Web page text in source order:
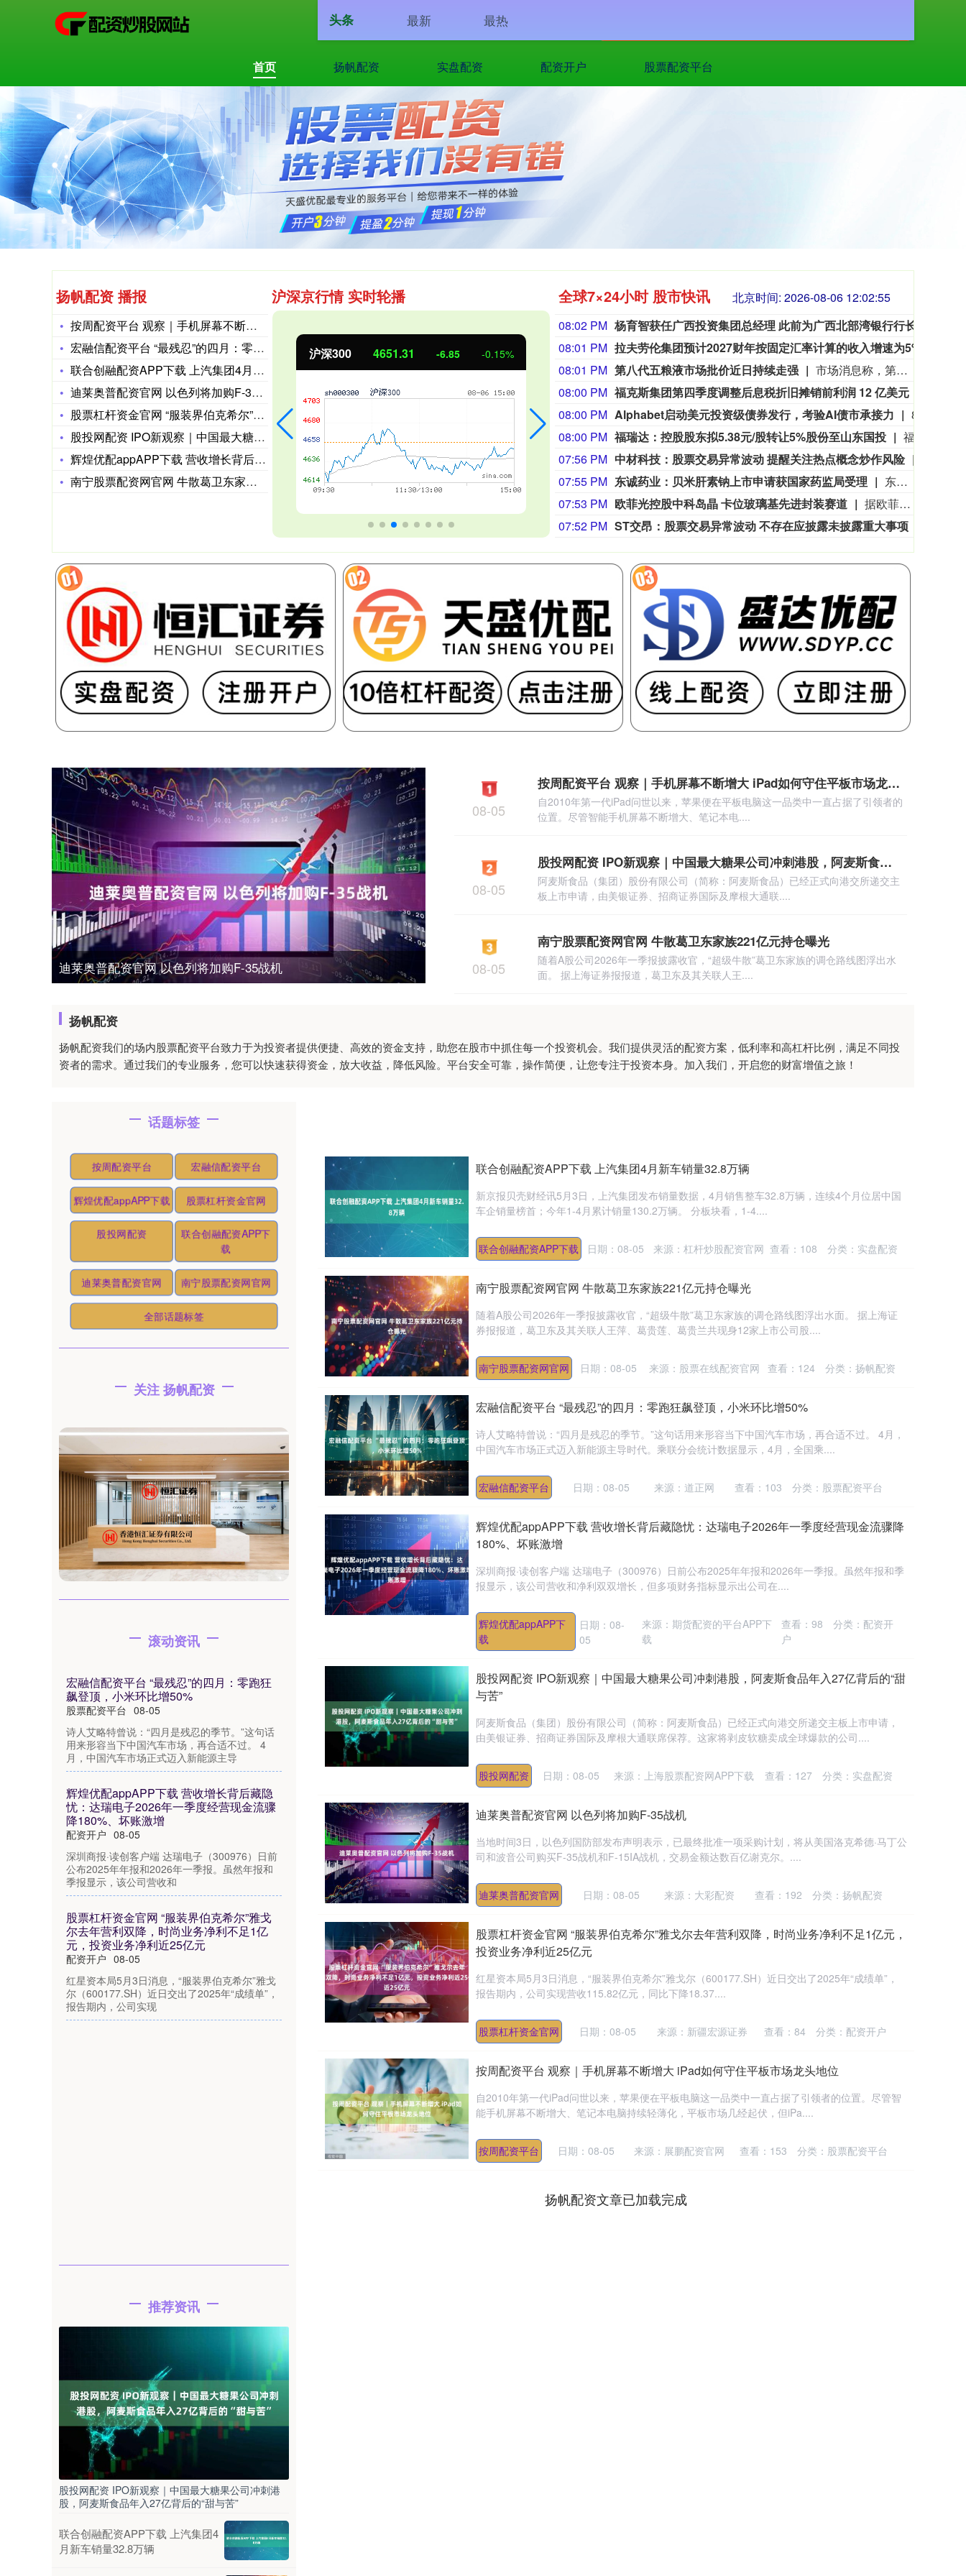
首页 扬帆配资 实盘配资 配资开户 股票配资平台
扬帆配资 播报
按周配资平台 观察｜手机屏幕不断增大 iPad如何守住平板市
宏融信配资平台 “最残忍”的四月：零跑狂飙登顶，小米环比增5
联合创融配资APP下载 上汽集团4月新车销量32.8万辆
迪莱奥普配资官网 以色列将加购F-35战机
股票杠杆资金官网 “服装界伯克希尔”雅戈尔去年营利双降，时尚
股投网配资 IPO新观察｜中国最大糖果公司冲刺港股，阿麦斯食
辉煌优配appAPP下载 营收增长背后藏隐忧：达瑞电子202
南宁股票配资网官网 牛散葛卫东家族221亿元持仓曝光
沪深京行情 实时轮播
沪深300 4651.31 -6.85 -0.15% 北证50 1122.88 3.42 0.30% 创业板指 3515.56 -19.58 -0.55% 基金指数
全球7×24小时 股市快讯 北京时间: 2026-08-06 12:02:57
08:02 PM 杨育智获任广西投资集团总经理 此前为广西北部湾银行行长
08:01 PM
08:01 PM 第八代五粮液市场批价近日持续走强
市场消息称，第八代五粮液批价近日持续上行，引发市场广泛关注。在第三方报价平台上注意到，自8月4日起，第八代五粮液市场批价迎来明显跳涨，单瓶价格从前期730元攀升至745元。与此同时，国内多省市市场价格同步走高，有市场消息显示，河南、河北、上海、四川、山东等市场的第八代五粮液批价已集体突破760元/瓶，单周最高涨幅超30元/瓶。针对价格上涨，有四川的渠道商表示，主要系公司渠道政策出现部分调整，但明确并非停货。（每经网）
08:00 PM
08:00 PM Alphabet启动美元投资级债券发行，考验AI债市承接力
08:00 PM 福瑞达：控股股东拟5.38元/股转让5%股份至山东国投
07:56 PM 中材科技：股票交易异常波动 提醒关注热点概念炒作风险
07:55 PM 东诚药业：贝米肝素钠上市申请获国家药监局受理
东诚药业公告，公司近日收到国家药品监督管理局核准签发的关于原料药贝米肝素钠上市申请的《受理通知书》，受理号为CYHS2660516。贝米肝素钠为一种超低分子肝素，已在全球60多个国家上市销售，适用于血液透析预防凝血及手术患者血栓栓塞性疾病。后续工作仍可能受不确定性因素影响，公司将积极推进后续进程。
07:53 PM 欧菲光控股中科岛晶 卡位玻璃基先进封装赛道
据欧菲光消息，近日，公司通过“受让老股+增资”方式，取得合肥中科岛晶科技有限公司（简称“中科岛晶”）51%股权，成为中科岛晶的控股股东。欧菲光表示，这是公司继6月设立机器视觉公司、7月成立欧菲光学微纳器件公司、参股芯光联之后，在光通信赛道的又一关键落子。中科岛晶成立于2023年，公司依托中国科学院智能机械研究所智能微系统实验室的科研积淀，核心团队由中科院博士后及资深研究人员组成，在玻璃基先进封装领域深耕近十年，积累了从核心工艺开发、工艺优化到落地量产转化的全链条技术与产业化经验。
07:52 PM ST交昂：股票交易异常波动 不存在应披露未披露重大事项
迪莱奥普配资官网 以色列将加购F-35战机
按周配资平台 观察｜手机屏幕不断增大 iPad如何守住平板市场龙头地位
自2010年第一代iPad问世以来，苹果便在平板电脑这一品类中一直占据了引领者的
位置。尽管智能手机屏幕不断增大、笔记本电....
08-05
股投网配资 IPO新观察｜中国最大糖果公司冲刺港股，阿麦斯食品年入27亿背后的“甜与苦”
阿麦斯食品（集团）股份有限公司（简称：阿麦斯食品）已经正式向港交所递交主
板上市申请，由美银证券、招商证券国际及摩根大通联....
08-05
南宁股票配资网官网 牛散葛卫东家族221亿元持仓曝光
随着A股公司2026年一季报披露收官，“超级牛散”葛卫东家族的调仓路线图浮出水
面。 据上海证券报报道，葛卫东及其关联人王....
08-05
扬帆配资
扬帆配资我们的场内股票配资平台致力于为投资者提供便捷、高效的资金支持，助您在股市中抓住每一个投资机会。我们提供灵活的配资方案，低利率和高杠杆比例，满足不同投
资者的需求。通过我们的专业服务，您可以快速获得资金，放大收益，降低风险。平台安全可靠，操作简便，让您专注于投资本身。加入我们，开启您的财富增值之旅！
头条 最新 最热
联合创融配资APP下载 上汽集团4月新车销量32.8万辆
新京报贝壳财经讯5月3日，上汽集团发布销量数据，4月销售整车32.8万辆，连续4个月位居中国
车企销量榜首；今年1-4月累计销量130.2万辆。 分板块看，1-4....
联合创融配资APP下载 日期：08-05 来源：杠杆炒股配资官网 查看： 108 分类： 实盘配资
南宁股票配资网官网 牛散葛卫东家族221亿元持仓曝光
随着A股公司2026年一季报披露收官，“超级牛散”葛卫东家族的调仓路线图浮出水面。 据上海证
券报报道，葛卫东及其关联人王萍、葛贵莲、葛贵兰共现身12家上市公司股....
南宁股票配资网官网 日期：08-05 来源：股票在线配资官网 查看： 124 分类： 扬帆配资
宏融信配资平台 “最残忍”的四月：零跑狂飙登顶，小米环比增50%
诗人艾略特曾说：“四月是残忍的季节。”这句话用来形容当下中国汽车市场，再合适不过。 4月，
中国汽车市场正式迈入新能源主导时代。乘联分会统计数据显示，4月，全国乘....
宏融信配资平台 日期：08-05 来源：道正网 查看： 103 分类： 股票配资平台
辉煌优配appAPP下载 营收增长背后藏隐忧：达瑞电子2026年一季度经营现金流骤降
180%、坏账激增
深圳商报·读创客户端 达瑞电子（300976）日前公布2025年年报和2026年一季报。虽然年报和季
报显示，该公司营收和净利双双增长，但多项财务指标显示出公司在....
辉煌优配appAPP下
载
日期：08-
05
来源：期货配资的平台APP下
载
查看：98 分类： 配资开
户
股投网配资 IPO新观察｜中国最大糖果公司冲刺港股，阿麦斯食品年入27亿背后的“甜
与苦”
阿麦斯食品（集团）股份有限公司（简称：阿麦斯食品）已经正式向港交所递交主板上市申请，
由美银证券、招商证券国际及摩根大通联席保荐。这家将剥皮软糖卖成全球爆款的公司....
股投网配资 日期：08-05 来源：上海股票配资网APP下载 查看： 127 分类： 实盘配资
迪莱奥普配资官网 以色列将加购F-35战机
当地时间3日，以色列国防部发布声明表示，已最终批准一项采购计划，将从美国洛克希德·马丁公
司和波音公司购买F-35战机和F-15IA战机，交易金额达数百亿谢克尔。....
迪莱奥普配资官网 日期：08-05 来源：大彩配资 查看： 192 分类：扬帆配资
股票杠杆资金官网 “服装界伯克希尔”雅戈尔去年营利双降，时尚业务净利不足1亿元，
投资业务净利近25亿元
红星资本局5月3日消息，“服装界伯克希尔”雅戈尔（600177.SH）近日交出了2025年“成绩单”，
报告期内，公司实现营收115.82亿元，同比下降18.37....
股票杠杆资金官网 日期：08-05 来源：新疆宏源证券 查看：84 分类： 配资开户
按周配资平台 观察｜手机屏幕不断增大 iPad如何守住平板市场龙头地位
自2010年第一代iPad问世以来，苹果便在平板电脑这一品类中一直占据了引领者的位置。尽管智
能手机屏幕不断增大、笔记本电脑持续轻薄化，平板市场几经起伏，但iPa....
按周配资平台 日期：08-05 来源：展鹏配资官网 查看： 153 分类： 股票配资平台
扬帆配资文章已加载完成
话题标签
按周配资平台 宏融信配资平台
辉煌优配appAPP下载 股票杠杆资金官网
股投网配资
联合创融配资APP下
载
迪莱奥普配资官网 南宁股票配资网官网
全部话题标签
关注 扬帆配资
滚动资讯
宏融信配资平台 “最残忍”的四月：零跑狂
飙登顶，小米环比增50%
股票配资平台 08-05
诗人艾略特曾说：“四月是残忍的季节。”这句话
用来形容当下中国汽车市场，再合适不过。 4
月，中国汽车市场正式迈入新能源主导
辉煌优配appAPP下载 营收增长背后藏隐
忧：达瑞电子2026年一季度经营现金流骤
降180%、坏账激增
配资开户 08-05
深圳商报·读创客户端 达瑞电子（300976）日前
公布2025年年报和2026年一季报。虽然年报和
季报显示，该公司营收和
股票杠杆资金官网 “服装界伯克希尔”雅戈
尔去年营利双降，时尚业务净利不足1亿
元，投资业务净利近25亿元
配资开户 08-05
红星资本局5月3日消息，“服装界伯克希尔”雅戈
尔（600177.SH）近日交出了2025年“成绩单”，
报告期内，公司实现
推荐资讯
股投网配资 IPO新观察｜中国最大糖果公司冲刺港
股，阿麦斯食品年入27亿背后的“甜与苦”
联合创融配资APP下载 上汽集团4
月新车销量32.8万辆